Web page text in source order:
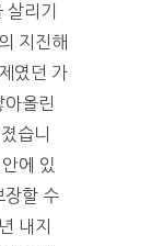
리기
지진해
였던 가
아올린
습니
에 있
장할 수
내지